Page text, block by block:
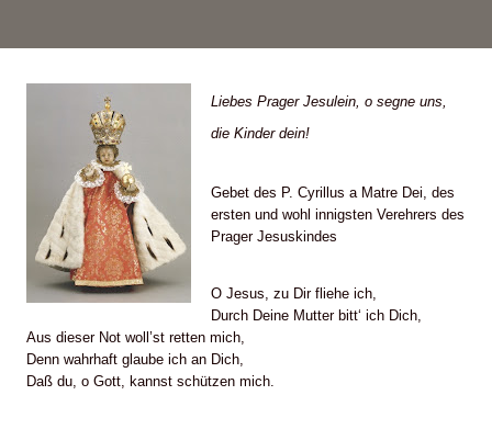
Liebes Prager Jesulein, o segne uns,
die Kinder dein!
Gebet des P. Cyrillus a Matre Dei, des
ersten und wohl innigsten Verehrers des
Prager Jesuskindes
O Jesus, zu Dir fliehe ich,
Durch Deine Mutter bitt‘ ich Dich,
Aus dieser Not woll’st retten mich,
Denn wahrhaft glaube ich an Dich,
Daß du, o Gott, kannst schützen mich.